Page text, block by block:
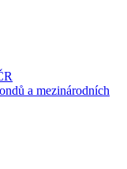
a mezinárodních